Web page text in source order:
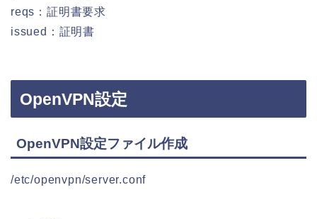
reqs：証明書要求
issued：証明書
OpenVPN設定
OpenVPN設定ファイル作成
/etc/openvpn/server.conf